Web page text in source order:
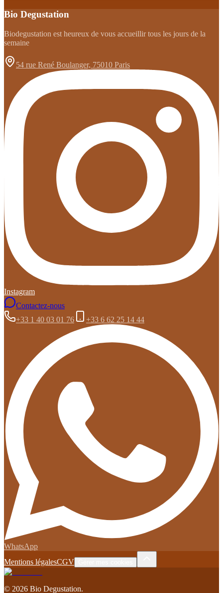
Bio Degustation
Biodegustation est heureux de vous accueillir tous les jours de la
semaine
54 rue René Boulanger, 75010 Paris
Instagram
Contactez-nous
+33 1 40 03 01 76
+33 6 62 25 14 44
WhatsApp
Mentions légalesCGV
© 2026 Bio Degustation.